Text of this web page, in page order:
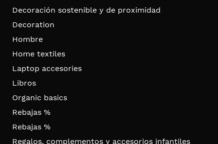
Decoración sostenible y de proximidad
Decoration
Hombre
Home textiles
Laptop accesories
Libros
Organic basics
Rebajas %
Rebajas %
Regalos, complementos y accesorios infantiles